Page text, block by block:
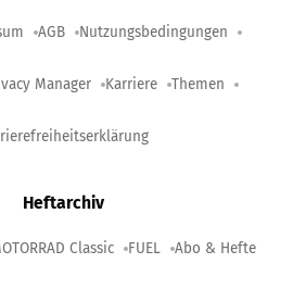
AGB Nutzungsbedingungen
Manager Karriere Themen
Heftarchiv
Classic FUEL Abo & Hefte